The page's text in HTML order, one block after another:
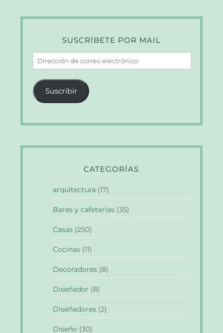
SUSCRÍBETE POR MAIL
Dirección
de
correo
electrónico
Suscribir
CATEGORÍAS
arquitectura (17)
Bares y cafeterías (35)
Casas (250)
Cocinas (11)
Decoradores (8)
Diseñador (8)
Diseñadores (2)
Diseño (30)